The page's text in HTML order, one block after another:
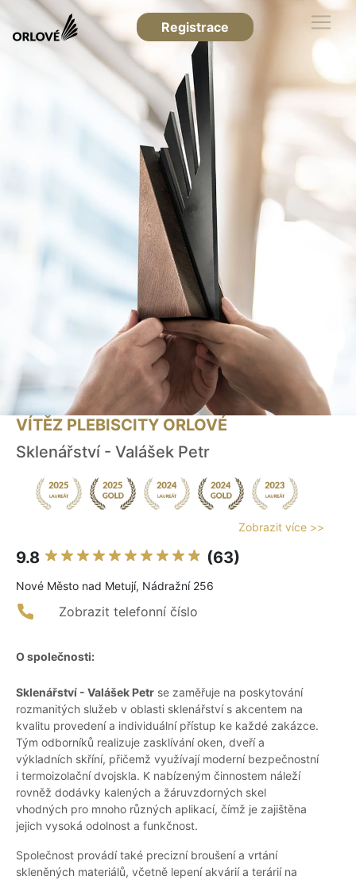
Registrace
VÍTĚZ PLEBISCITY ORLOVÉ
Sklenářství - Valášek Petr
Zobrazit více >>
9.8 (63)
Nové Město nad Metují, Nádražní 256
Zobrazit telefonní číslo
O společnosti:
Sklenářství - Valášek Petr se zaměřuje na poskytování
rozmanitých služeb v oblasti sklenářství s akcentem na
kvalitu provedení a individuální přístup ke každé zakázce.
Tým odborníků realizuje zasklívání oken, dveří a
výkladních skříní, přičemž využívají moderní bezpečnostní
i termoizolační dvojskla. K nabízeným činnostem náleží
rovněž dodávky kalených a žáruvzdorných skel
vhodných pro mnoho různých aplikací, čímž je zajištěna
jejich vysoká odolnost a funkčnost.
Společnost provádí také precizní broušení a vrtání
skleněných materiálů, včetně lepení akvárií a terárií na